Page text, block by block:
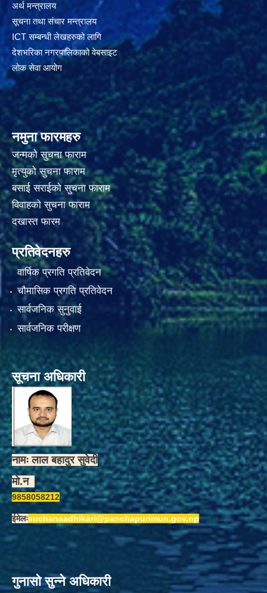
अर्थ मन्त्रालय
सूचना तथा संचार मन्त्रालय
ICT सम्बन्धी लेखहरुको लागि
देशभरिका नगरपालिकाको वेबसाइट
लोक सेवा आयोग
नमुना फारमहरु
जन्मको सुचना फाराम
मृत्युको सुचना फाराम
बसाई सराईको सुचना फाराम
विवाहको सुचना फाराम
दखास्त फारम
प्रतिवेदनहरु
वार्षिक प्रगति प्रतिवेदन
चौमासिक प्रगति प्रतिवेदन
सार्वजनिक सुनुवाई
सार्वजनिक परीक्षण
सूचना अधिकारी
नामः लाल बहादुर सुवेदी
मो.न
9858058212
ईमेलःsuchanaadhikari@panchapurimun.gov.np
गुनासो सुन्ने अधिकारी